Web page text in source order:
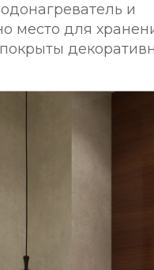
и
место для